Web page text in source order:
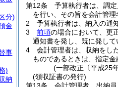
第12条
予算執行者は、調
を行い、その旨を会計管理
2
予算執行者は、納入の通
3
前項の場合において、更
通知書を発し、既に発して
4
会計管理者は、収納をし
ものであるときは、指定
(一部改正〔平成25
(領収証書の発行)
分)
金
事
)
納